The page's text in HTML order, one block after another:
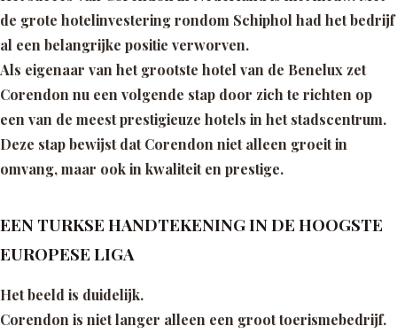
de grote hotelinvestering rondom Schiphol had het bedrijf
al een belangrijke positie verworven.
Als eigenaar van het grootste hotel van de Benelux zet
Corendon nu een volgende stap door zich te richten op
een van de meest prestigieuze hotels in het stadscentrum.
Deze stap bewijst dat Corendon niet alleen groeit in
omvang, maar ook in kwaliteit en prestige.
EEN TURKSE HANDTEKENING IN DE HOOGSTE
EUROPESE LIGA
Het beeld is duidelijk.
Corendon is niet langer alleen een groot toerismebedrijf.